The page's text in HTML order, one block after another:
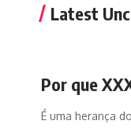
Latest
Por que
É uma herança